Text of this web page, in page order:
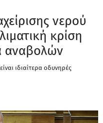
νερού
κρίση
αναβολών
ιδιαίτερα οδυνηρές